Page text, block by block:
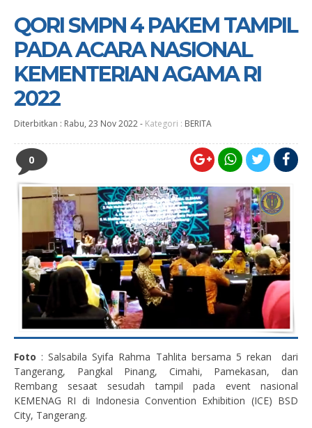
QORI SMPN 4 PAKEM TAMPIL
PADA ACARA NASIONAL
KEMENTERIAN AGAMA RI
2022
Diterbitkan : Rabu, 23 Nov 2022- Kategori : BERITA
0
Foto : Salsabila Syifa Rahma Tahlita bersama 5 rekan dari
Tangerang, Pangkal Pinang, Cimahi, Pamekasan, dan
Rembang sesaat sesudah tampil pada event nasional
KEMENAG RI di Indonesia Convention Exhibition (ICE) BSD
City, Tangerang.